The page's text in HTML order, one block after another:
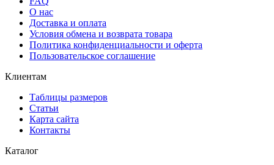
О нас
Доставка и оплата
Условия обмена и возврата товара
Политика конфиденциальности и оферта
Пользовательское соглашение
Клиентам
Таблицы размеров
Статьи
Карта сайта
Контакты
Каталог